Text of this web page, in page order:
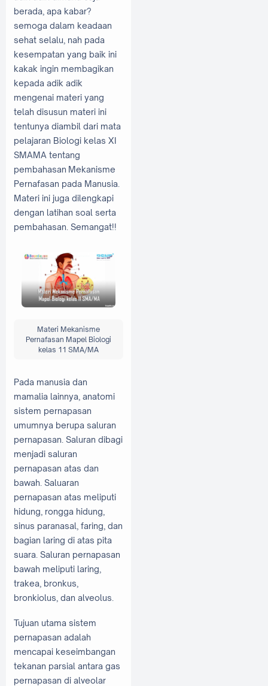
berada, apa kabar?
semoga dalam keadaan
sehat selalu, nah pada
kesempatan yang baik ini
kakak ingin membagikan
kepada adik adik
mengenai materi yang
telah disusun materi ini
tentunya diambil dari mata
pelajaran Biologi kelas XI
SMAMA tentang
pembahasan Mekanisme
Pernafasan pada Manusia.
Materi ini juga dilengkapi
dengan latihan soal serta
pembahasan. Semangat!!
Materi Mekanisme
Pernafasan Mapel Biologi
kelas 11 SMA/MA
Pada manusia dan
mamalia lainnya, anatomi
sistem pernapasan
umumnya berupa saluran
pernapasan. Saluran dibagi
menjadi saluran
pernapasan atas dan
bawah. Saluaran
pernapasan atas meliputi
hidung, rongga hidung,
sinus paranasal, faring, dan
bagian laring di atas pita
suara. Saluran pernapasan
bawah meliputi laring,
trakea, bronkus,
bronkiolus, dan alveolus.
Tujuan utama sistem
pernapasan adalah
mencapai keseimbangan
tekanan parsial antara gas
pernapasan di alveolar